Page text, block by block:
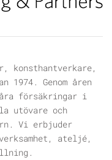
konsthantverkare,
Genom åren
försäkringar i
utövare och
Vi erbjuder
ateljé,